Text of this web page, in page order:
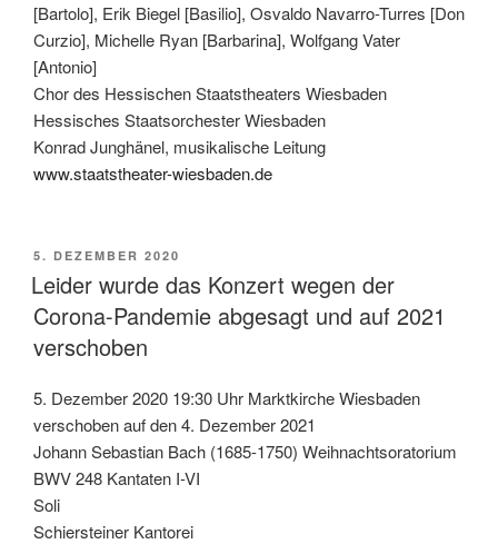
[Bartolo], Erik Biegel [Basilio], Osvaldo Navarro-Turres [Don
Curzio], Michelle Ryan [Barbarina], Wolfgang Vater
[Antonio]
Chor des Hessischen Staatstheaters Wiesbaden
Hessisches Staatsorchester Wiesbaden
Konrad Junghänel, musikalische Leitung
www.staatstheater-wiesbaden.de
VERÖFFENTLICHT
AM
5. DEZEMBER 2020
Leider wurde das Konzert wegen der
Corona-Pandemie abgesagt und auf 2021
verschoben
5. Dezember 2020 19:30 Uhr Marktkirche Wiesbaden
verschoben auf den 4. Dezember 2021
Johann Sebastian Bach (1685-1750) Weihnachtsoratorium
BWV 248 Kantaten I-VI
Soli
Schiersteiner Kantorei